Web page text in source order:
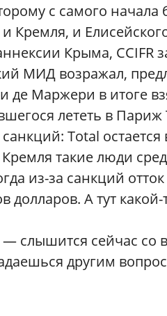
с самого начала
Кремля, и
Крыма, CCIFR
МИД возражал,
де Маржери в итоге
лететь в
Total
такие люди
из-за санкций
долларов. А тут
слышится сейчас со
другим